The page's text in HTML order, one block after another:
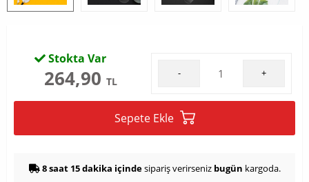
Stokta Var
264,90 TL
- +
Sepete Ekle
8 saat 15 dakika içindesipariş verirseniz bugün kargoda.